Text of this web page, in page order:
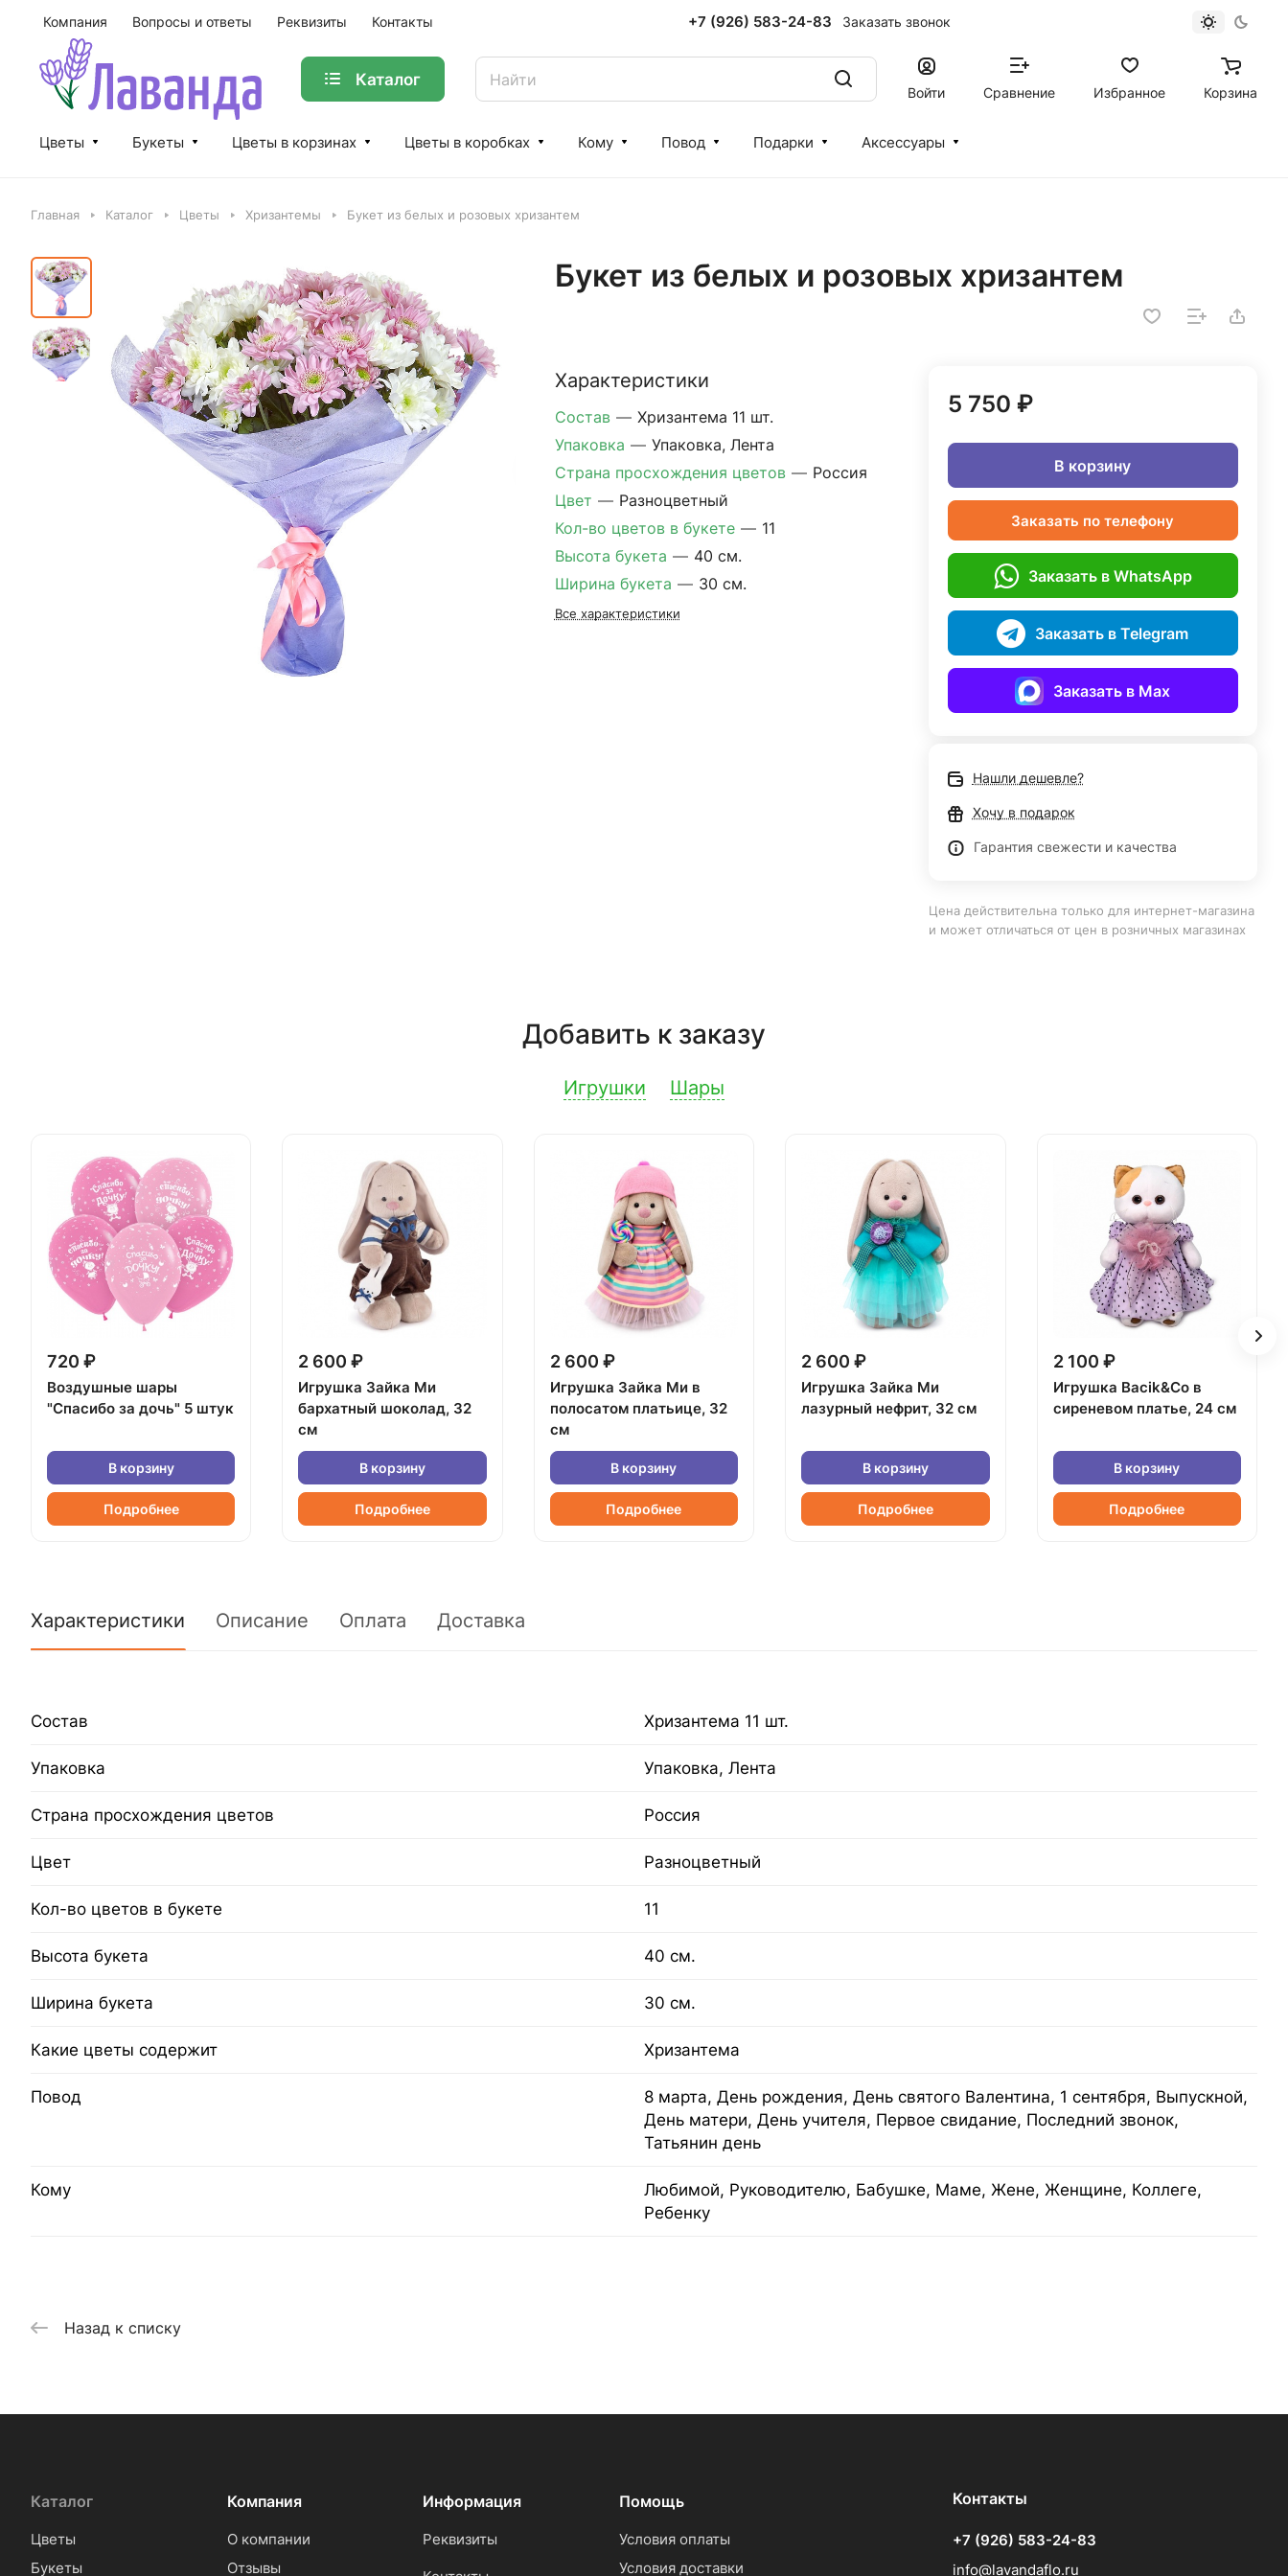
Компания Вопросы и ответы Реквизиты Контакты +7 (926) 583-24-83 Заказать звонок
Каталог
Войти Сравнение Избранное Корзина
Цветы Букеты Цветы в корзинах Цветы в коробках Кому Повод Подарки Аксессуары
Главная Каталог Цветы Хризантемы Букет из белых и розовых хризантем
Букет из белых и розовых хризантем
Характеристики
Состав — Хризантема 11 шт.
Упаковка — Упаковка, Лента
Страна просхождения цветов — Россия
Цвет — Разноцветный
Кол-во цветов в букете — 11
Высота букета — 40 см.
Ширина букета — 30 см.
Все характеристики
5 750 ₽
В корзину
Заказать по телефону
Заказать в WhatsApp
Заказать в Telegram
Заказать в Max
Нашли дешевле?
Хочу в подарок
Гарантия свежести и качества
Цена действительна только для интернет-магазина
и может отличаться от цен в розничных магазинах
Добавить к заказу
Игрушки Шары
720 ₽
Воздушные шары
"Спасибо за дочь" 5 штук
В корзину
Подробнее
2 600 ₽
Игрушка Зайка Ми
бархатный шоколад, 32
см
В корзину
Подробнее
2 600 ₽
Игрушка Зайка Ми в
полосатом платьице, 32
см
В корзину
Подробнее
2 600 ₽
Игрушка Зайка Ми
лазурный нефрит, 32 см
В корзину
Подробнее
2 100 ₽
Игрушка Bacik&Co в
сиреневом платье, 24 см
В корзину
Подробнее
Характеристики Описание Оплата Доставка
Состав Хризантема 11 шт.
Упаковка Упаковка, Лента
Страна просхождения цветов Россия
Цвет Разноцветный
Кол-во цветов в букете 11
Высота букета 40 см.
Ширина букета 30 см.
Какие цветы содержит Хризантема
Повод
8 марта, День рождения, День святого Валентина, 1 сентября, Выпускной,
День матери, День учителя, Первое свидание, Последний звонок,
Татьянин день
Кому
Любимой, Руководителю, Бабушке, Маме, Жене, Женщине, Коллеге,
Ребенку
Назад к списку
Каталог
Цветы
Букеты
Компания
О компании
Отзывы
Информация
Реквизиты
Помощь
Условия оплаты
Условия доставки
Контакты
+7 (926) 583-24-83
info@lavandaflo.ru